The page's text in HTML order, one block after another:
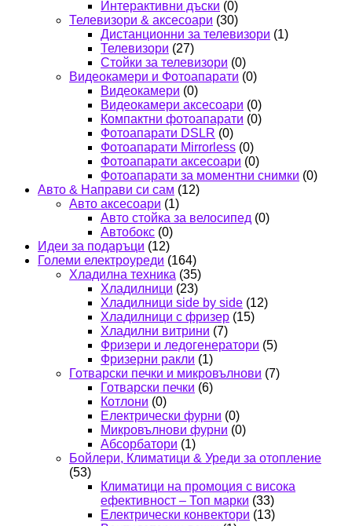
Интерактивни дъски (0)
Телевизори & аксесоари (30)
Дистанционни за телевизори (1)
Телевизори (27)
Стойки за телевизори (0)
Видеокамери и Фотоапарати (0)
Видеокамери (0)
Видеокамери аксесоари (0)
Компактни фотоапарати (0)
Фотоапарати DSLR (0)
Фотоапарати Mirrorless (0)
Фотоапарати аксесоари (0)
Фотоапарати за моментни снимки (0)
Авто & Направи си сам (12)
Авто аксесоари (1)
Авто стойка за велосипед (0)
Автобокс (0)
Идеи за подаръци (12)
Големи електроуреди (164)
Хладилна техника (35)
Хладилници (23)
Хладилници side by side (12)
Хладилници с фризер (15)
Хладилни витрини (7)
Фризери и ледогенератори (5)
Фризерни ракли (1)
Готварски печки и микровълнови (7)
Готварски печки (6)
Котлони (0)
Електрически фурни (0)
Микровълнови фурни (0)
Абсорбатори (1)
Бойлери, Климатици & Уреди за отопление
(53)
Климатици на промоция с висока
ефективност – Топ марки (33)
Електрически конвектори (13)